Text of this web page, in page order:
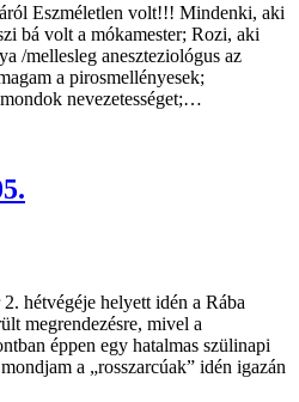
Eszméletlen volt!!! Mindenki, aki
bá volt a mókamester; Rozi, aki
/mellesleg aneszteziológus az
a pirosmellényesek;
nevezetességet;…
hétvégéje helyett idén a Rába
megrendezésre, mivel a
éppen egy hatalmas szülinapi
a „rosszarcúak” idén igazán